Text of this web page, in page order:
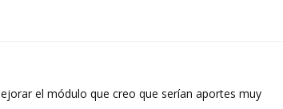
el módulo que creo que serían aportes muy